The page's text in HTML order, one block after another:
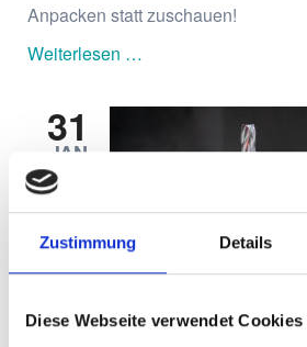
Zustimmung Details
Diese Webseite verwendet Cookies
Anpacken statt zuschauen!
Weiterlesen …Zukunftstag
bei
31
JAN